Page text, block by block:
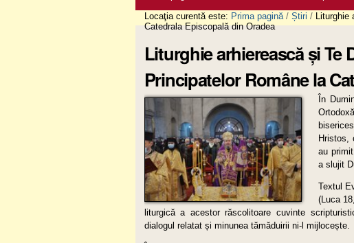
Locaţia curentă este: Prima pagină / Știri / Liturghie
Catedrala Episcopală din Oradea
Liturghie arhierească și Te
Principatelor Române la
În
Hristos,
au
a slujit
Textul
(Luca
liturgică a acestor răscolitoare cuvinte
dialogul relatat și minunea tămăduirii ni-l mijlocește.